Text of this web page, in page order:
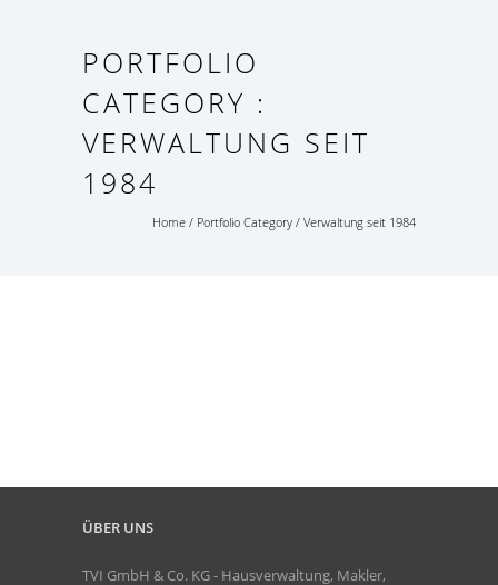
PORTFOLIO
CATEGORY :
VERWALTUNG SEIT
1984
Home / Portfolio Category / Verwaltung seit 1984
ÜBER UNS
TVI GmbH & Co. KG - Hausverwaltung, Makler,